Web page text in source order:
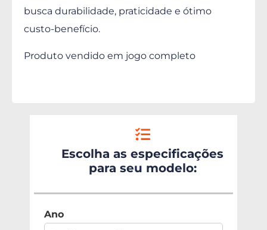
busca durabilidade, praticidade e ótimo
custo-benefício.
Produto vendido em jogo completo
Escolha as especificações
para seu modelo:
Ano